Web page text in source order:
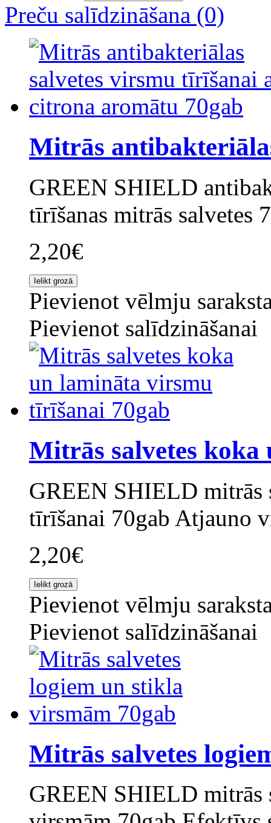
Preču salīdzināšana (0)
Mitrās
GREEN SHIELD
tīrīšanas mitrās salvetes
2,20€
Pievienot vēlmju
Pievienot salīdzināšanai
Mitrās salvetes
GREEN SHIELD mitrās
tīrīšanai 70gab Atjauno
2,20€
Pievienot vēlmju
Pievienot salīdzināšanai
Mitrās salvetes
GREEN SHIELD mitrās